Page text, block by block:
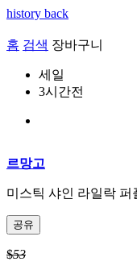
history back
홈 검색 장바구니
세일
3시간전
르망고
미스틱 샤인 라일락 퍼
공유
$53